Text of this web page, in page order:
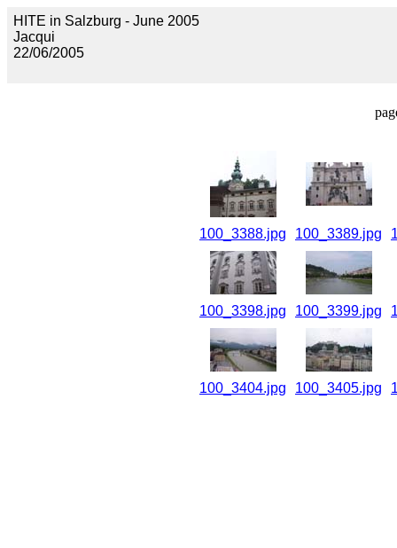
HITE in Salzburg - June 2005
Jacqui
22/06/2005
100_3388.jpg 100_3389.jpg
100_3398.jpg 100_3399.jpg
100_3404.jpg 100_3405.jpg